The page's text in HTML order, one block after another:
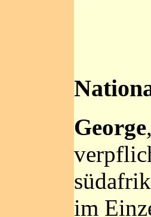
George
im